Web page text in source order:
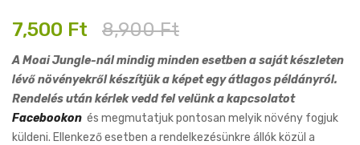
8,900Ft
Original
was:
8,900 Ft.
7,500 Ft
Current
is:
7,500 Ft.
A Moai Jungle-nál mindig minden esetben a saját készleten
lévő növényekről készítjük a képet egy átlagos példányról.
Rendelés után kérlek vedd fel velünk a kapcsolatot
Facebookon és megmutatjuk pontosan melyik növény fogjuk
küldeni. Ellenkező esetben a rendelkezésünkre állók közül a